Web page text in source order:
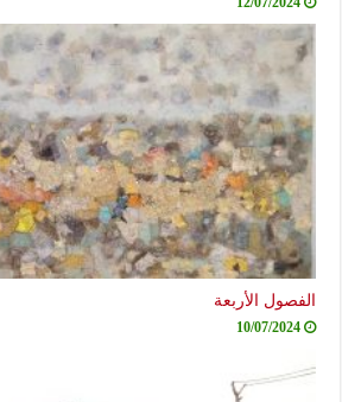
الفصول الأربعة
10/07/2024